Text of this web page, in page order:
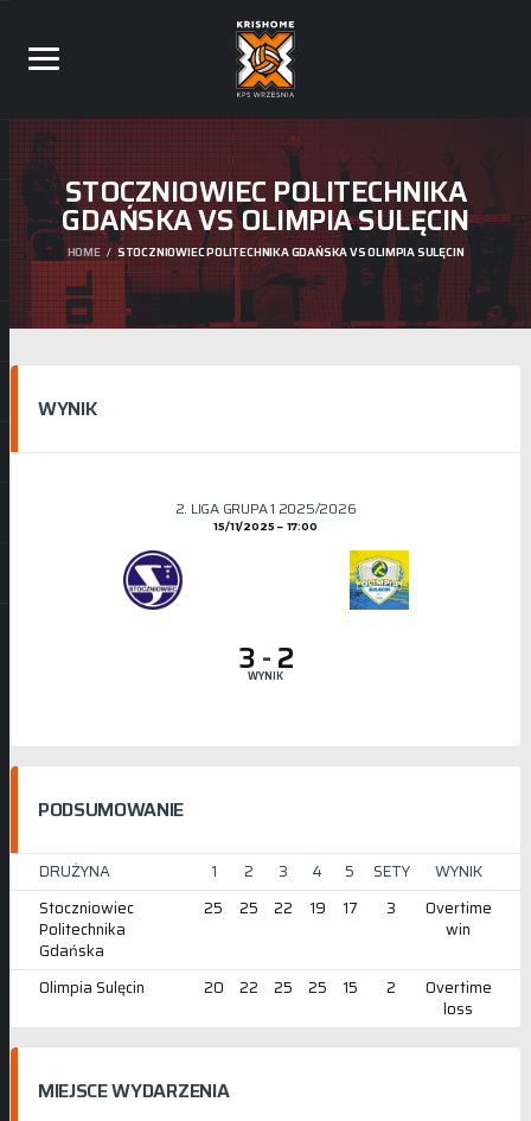
STOCZNIOWIEC POLITECHNIKA
GDAŃSKA VS OLIMPIA SULĘCIN
HOME STOCZNIOWIEC POLITECHNIKA GDAŃSKA VS OLIMPIA SULĘCIN
WYNIK
2. LIGA GRUPA 1 2025/2026
15/11/2025 17:00
3-2
WYNIK
PODSUMOWANIE
DRUŻYNA 1 2 3 4 5 SETY
WYNIK
Stoczniowiec
Politechnika
Gdańska
25 25 22 19 17 3
Overtime
win
Olimpia Sulęcin 20 22 25 25 15 2
Overtime
loss
MIEJSCE WYDARZENIA